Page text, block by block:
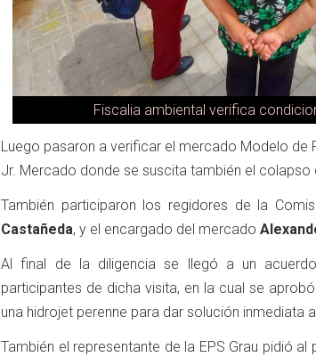
Fiscalia ambiental verifica
Luego pasaron a verificar el mercado Modelo de
Jr. Mercado donde se suscita también el colapso
También participaron los regidores de la
Castañeda, y el encargado del mercado
Al final de la diligencia se llegó a un
participantes de dicha visita, en la cual se
una hidrojet perenne para dar solución inmediata
También el representante de la EPS Grau pidió